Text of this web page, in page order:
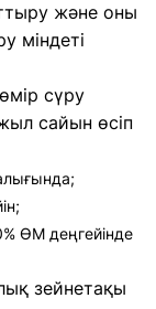
және оны
міндеті
сүру
сайын өсіп
ӨМ деңгейінде
зейнетақы